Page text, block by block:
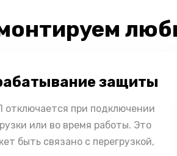
защиты
отключается при подключении
или во время работы. Это
быть связано с перегрузкой,